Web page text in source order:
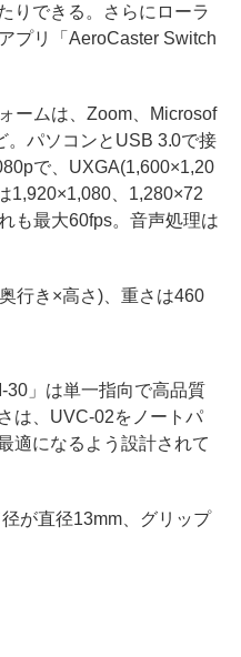
りできる。さらにローラ
プリ「AeroCaster Switch
ームは、Zoom、Microsof
。パソコンとUSB 3.0で接
で、UXGA(1,600×1,20
1,920×1,080、1,280×72
も最大60fps。音声処理は
行き×高さ)、重さは460
30」は単一指向で高品質
は、UVC-02をノートパ
適になるよう設計されて
が直径13mm、グリップ